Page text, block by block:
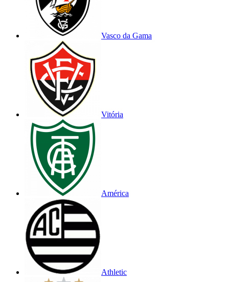
Vasco da Gama
Vitória
América
Athletic